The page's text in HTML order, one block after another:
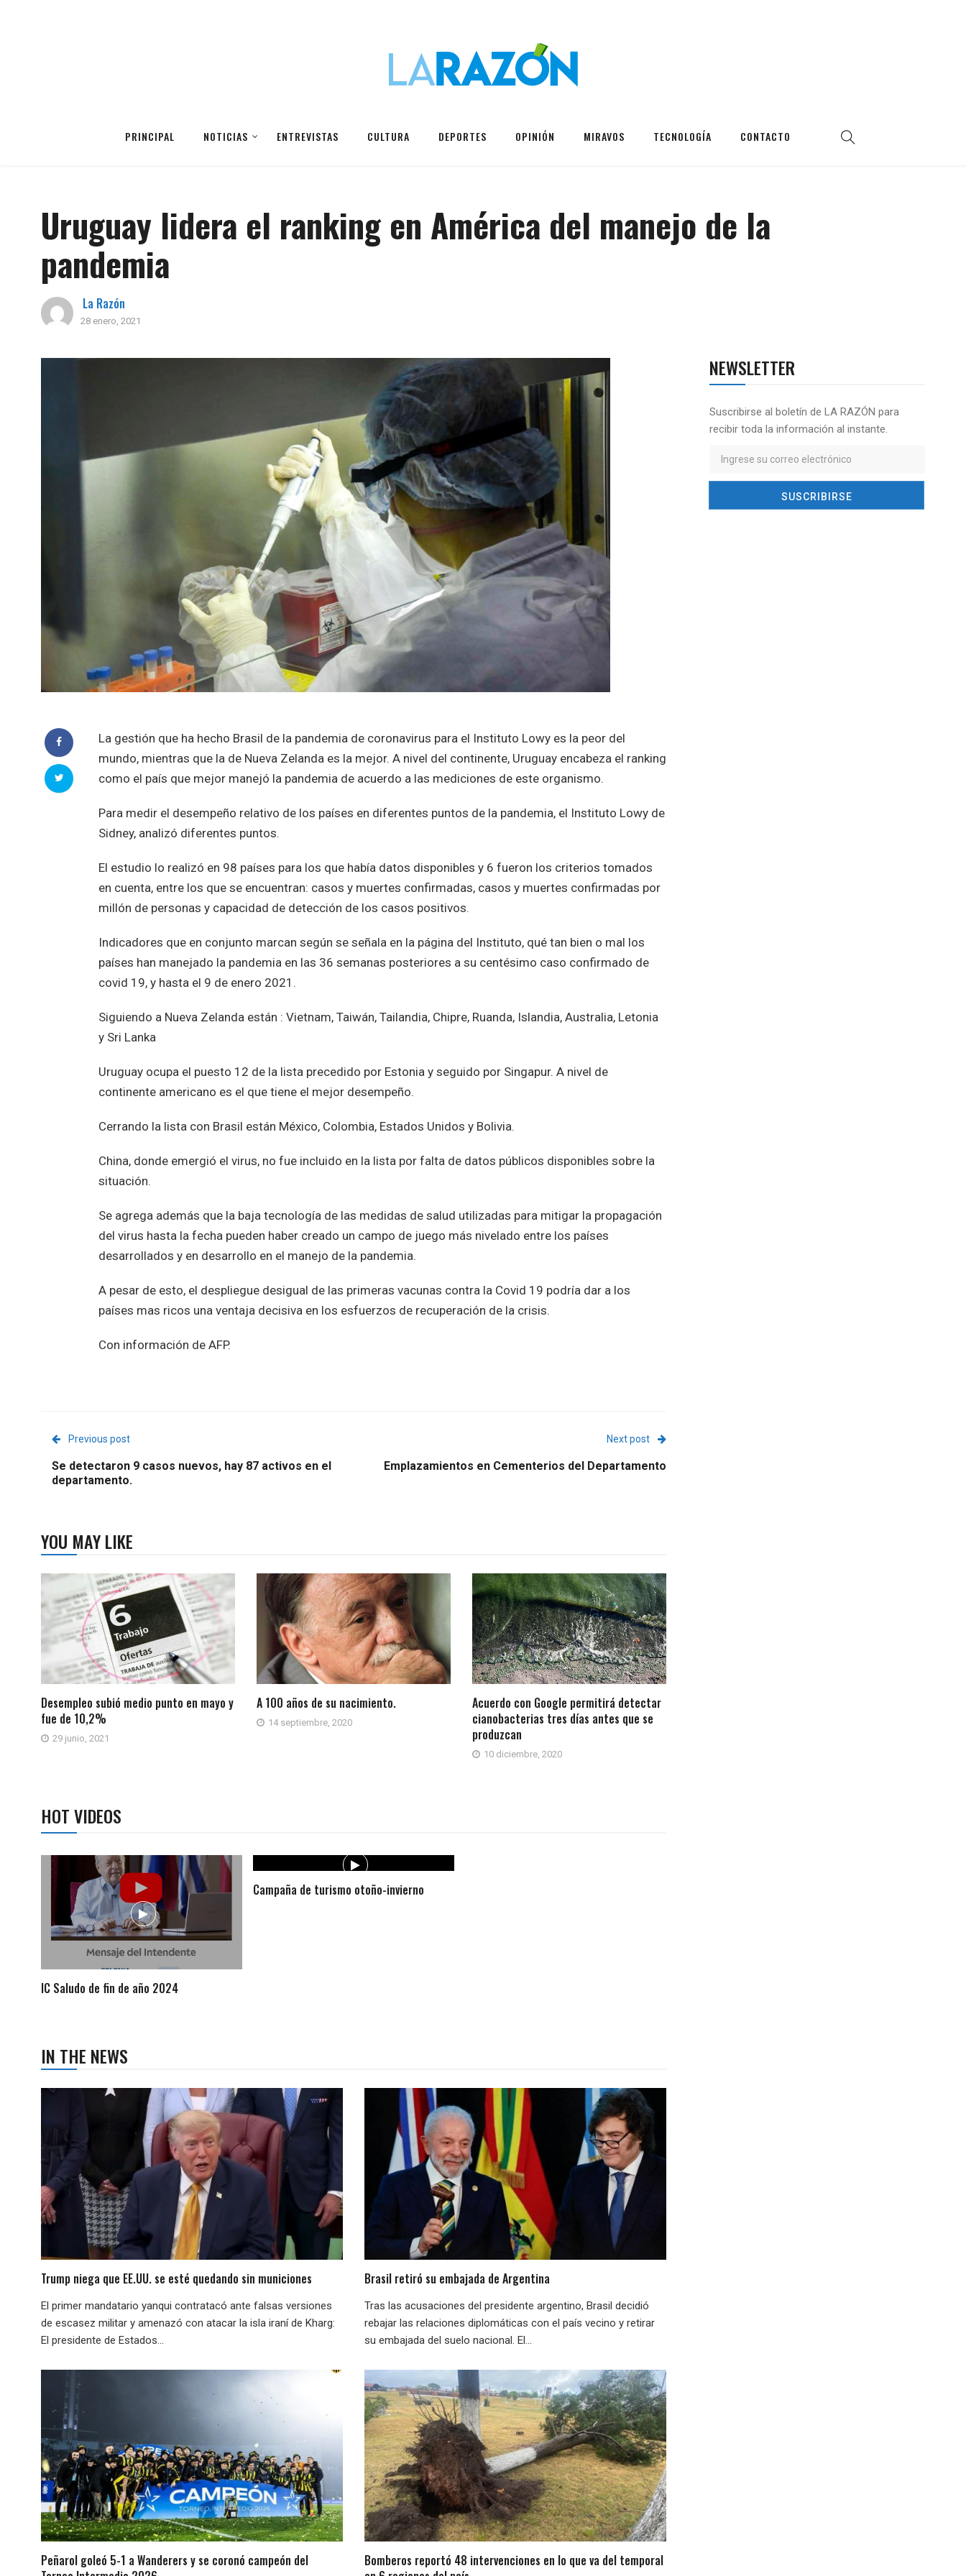
PRINCIPAL NOTICIAS ENTREVISTAS CULTURA DEPORTES OPINIÓN MIRAVOS TECNOLOGÍA CONTACTO
Uruguay lidera el ranking en América del manejo de la
pandemia
La Razón
28 enero, 2021
La gestión que ha hecho Brasil de la pandemia de coronavirus para el Instituto Lowy es la peor del
mundo, mientras que la de Nueva Zelanda es la mejor. A nivel del continente, Uruguay encabeza el ranking
como el país que mejor manejó la pandemia de acuerdo a las mediciones de este organismo.
Para medir el desempeño relativo de los países en diferentes puntos de la pandemia, el Instituto Lowy de
Sidney, analizó diferentes puntos.
El estudio lo realizó en 98 países para los que había datos disponibles y 6 fueron los criterios tomados
en cuenta, entre los que se encuentran: casos y muertes confirmadas, casos y muertes confirmadas por
millón de personas y capacidad de detección de los casos positivos.
Indicadores que en conjunto marcan según se señala en la página del Instituto, qué tan bien o mal los
países han manejado la pandemia en las 36 semanas posteriores a su centésimo caso confirmado de
covid 19, y hasta el 9 de enero 2021.
Siguiendo a Nueva Zelanda están : Vietnam, Taiwán, Tailandia, Chipre, Ruanda, Islandia, Australia, Letonia
y Sri Lanka
Uruguay ocupa el puesto 12 de la lista precedido por Estonia y seguido por Singapur. A nivel de
continente americano es el que tiene el mejor desempeño.
Cerrando la lista con Brasil están México, Colombia, Estados Unidos y Bolivia.
China, donde emergió el virus, no fue incluido en la lista por falta de datos públicos disponibles sobre la
situación.
Se agrega además que la baja tecnología de las medidas de salud utilizadas para mitigar la propagación
del virus hasta la fecha pueden haber creado un campo de juego más nivelado entre los países
desarrollados y en desarrollo en el manejo de la pandemia.
A pesar de esto, el despliegue desigual de las primeras vacunas contra la Covid 19 podría dar a los
países mas ricos una ventaja decisiva en los esfuerzos de recuperación de la crisis.
Con información de AFP.
Previous post
Se detectaron 9 casos nuevos, hay 87 activos en el
departamento.
Next post
Emplazamientos en Cementerios del Departamento
YOU MAY LIKE
Desempleo subió medio punto en mayo y
fue de 10,2%
29 junio, 2021
A 100 años de su nacimiento.
14 septiembre, 2020
Acuerdo con Google permitirá detectar
cianobacterias tres días antes que se
produzcan
10 diciembre, 2020
HOT VIDEOS
IC Saludo de fin de año 2024
Campaña de turismo otoño-invierno
IN THE NEWS
Trump niega que EE.UU. se esté quedando sin municiones
El primer mandatario yanqui contratacó ante falsas versiones
de escasez militar y amenazó con atacar la isla iraní de Kharg:
El presidente de Estados...
Brasil retiró su embajada de Argentina
Tras las acusaciones del presidente argentino, Brasil decidió
rebajar las relaciones diplomáticas con el país vecino y retirar
su embajada del suelo nacional. El...
Peñarol goleó 5-1 a Wanderers y se coronó campeón del
Bomberos reportó 48 intervenciones en lo que va del temporal
NEWSLETTER
Suscribirse al boletín de LA RAZÓN para
recibir toda la información al instante.